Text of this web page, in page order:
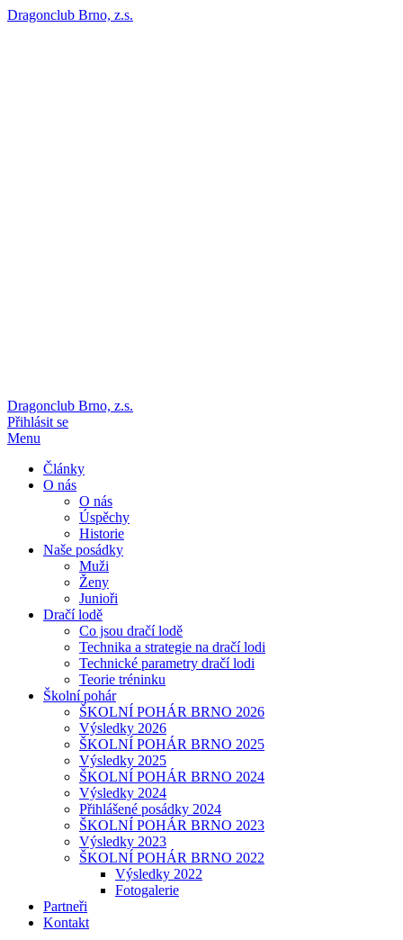
Dragonclub Brno, z.s.
Dragonclub Brno, z.s.
Přihlásit se
Menu
Články
O nás
O nás
Úspěchy
Historie
Naše posádky
Muži
Ženy
Junioři
Dračí lodě
Co jsou dračí lodě
Technika a strategie na dračí lodi
Technické parametry dračí lodi
Teorie tréninku
Školní pohár
ŠKOLNÍ POHÁR BRNO 2026
Výsledky 2026
ŠKOLNÍ POHÁR BRNO 2025
Výsledky 2025
ŠKOLNÍ POHÁR BRNO 2024
Výsledky 2024
Přihlášené posádky 2024
ŠKOLNÍ POHÁR BRNO 2023
Výsledky 2023
ŠKOLNÍ POHÁR BRNO 2022
Výsledky 2022
Fotogalerie
Partneři
Kontakt